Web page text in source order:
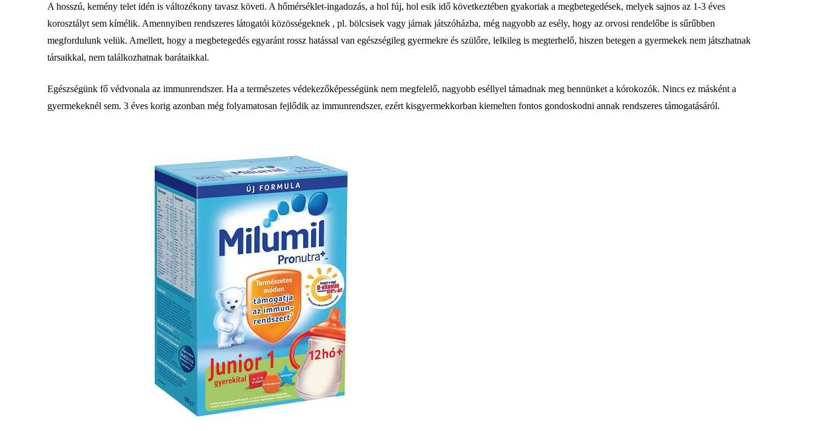
A hosszú, kemény telet idén is változékony tavasz követi. A hőmérséklet-ingadozás, a hol fúj, hol esik idő következtében gyakoriak a megbetegedések, melyek sajnos az 1-3 éves
korosztályt sem kímélik. Amennyiben rendszeres látogatói közösségeknek , pl. bölcsisek vagy járnak játszóházba, még nagyobb az esély, hogy az orvosi rendelőbe is sűrűbben
megfordulunk velük. Amellett, hogy a megbetegedés egyaránt rossz hatással van egészségileg gyermekre és szülőre, lelkileg is megterhelő, hiszen betegen a gyermekek nem játszhatnak
társaikkal, nem találkozhatnak barátaikkal.
Egészségünk fő védvonala az immunrendszer. Ha a természetes védekezőképességünk nem megfelelő, nagyobb eséllyel támadnak meg bennünket a kórokozók. Nincs ez másként a
gyermekeknél sem. 3 éves korig azonban még folyamatosan fejlődik az immunrendszer, ezért kisgyermekkorban kiemelten fontos gondoskodni annak rendszeres támogatásáról.